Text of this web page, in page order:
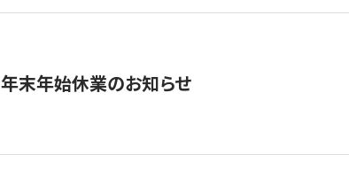
年末年始休業のお知らせ